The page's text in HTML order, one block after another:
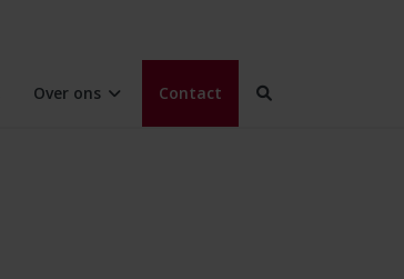
Over ons Contact